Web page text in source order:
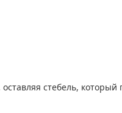
стебель,